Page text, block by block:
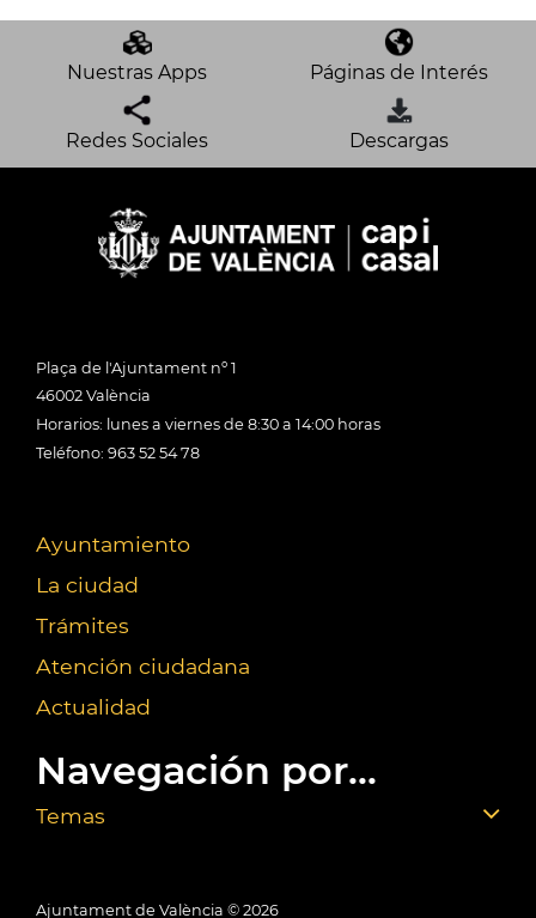
Nuestras Apps Páginas de Interés
Redes Sociales Descargas
Plaça de l'Ajuntament nº 1
46002 València
Horarios: lunes a viernes de 8:30 a 14:00 horas
Teléfono: 963 52 54 78
Ayuntamiento
La ciudad
Trámites
Atención ciudadana
Actualidad
Navegación por...
Temas
Ajuntament de València © 2026